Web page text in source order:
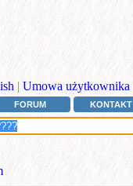
| Umowa użytkownika
FORUM KONTAKT